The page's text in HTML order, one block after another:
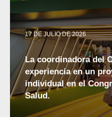
17 DE JULIO DE 2026
La coordinadora del
experiencia en un
individual en el
Salud.